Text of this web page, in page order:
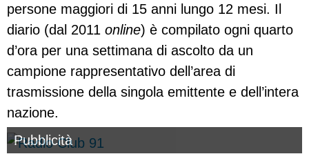
persone maggiori di 15 anni lungo 12 mesi. Il
diario (dal 2011 online) è compilato ogni quarto
d’ora per una settimana di ascolto da un
campione rappresentativo dell’area di
trasmissione della singola emittente e dell’intera
nazione.
Pubblicità